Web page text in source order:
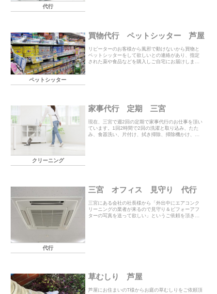
代行
ペットシッター
買物代行 ペットシッター 芦屋
リピーターのお客様から風邪で動けないから買物と
ペットシッターをして欲しいとの連絡があり、指定
された薬や食品などを購入しご自宅にお届けしまし
クリーニング
家事代行 定期 三宮
現在、三宮で週2回の定期で家事代行のお仕事を頂い
ています。1回2時間で2回の洗濯と取り込み、たた
み、食器洗い、片付け、拭き掃除、掃除機かけ、お
代行
三宮 オフィス 見守り 代行
三宮にある会社の社長様から「外出中にエアコンク
リーニングの業者が来るので見守り＆ビフォーアフ
ターの写真を送って欲しい」というご依頼を頂きま
草むしり 芦屋
芦屋にお住まいのT様からお庭の草むしりをご依頼頂